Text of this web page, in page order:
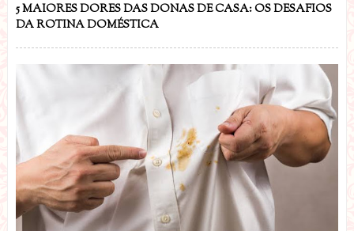
5 MAIORES DORES DAS DONAS DE CASA: OS DESAFIOS
DA ROTINA DOMÉSTICA